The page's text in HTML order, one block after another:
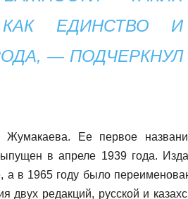
ЕДИНСТВО И
— ПОДЧЕРКНУЛ
Жумакаева. Ее первое
в апреле 1939 года.
а в 1965 году было
редакций, русской и